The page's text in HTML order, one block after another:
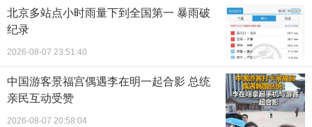
北京多站点小时雨量下到全国第一 暴雨破
纪录
2026-08-07 23:51:40
中国游客景福宫偶遇李在明一起合影 总统
亲民互动受赞
2026-08-07 20:58:04